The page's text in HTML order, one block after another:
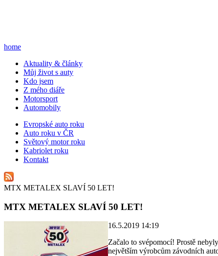
home
Aktuality & články
Můj život s auty
Kdo jsem
Z mého diáře
Motorsport
Automobily
Evropské auto roku
Auto roku v ČR
Světový motor roku
Kabriolet roku
Kontakt
MTX METALEX SLAVÍ 50 LET!
MTX METALEX SLAVÍ 50 LET!
16.5.2019 14:19
Začalo to svépomocí! Prostě
největším výrobcům závodních